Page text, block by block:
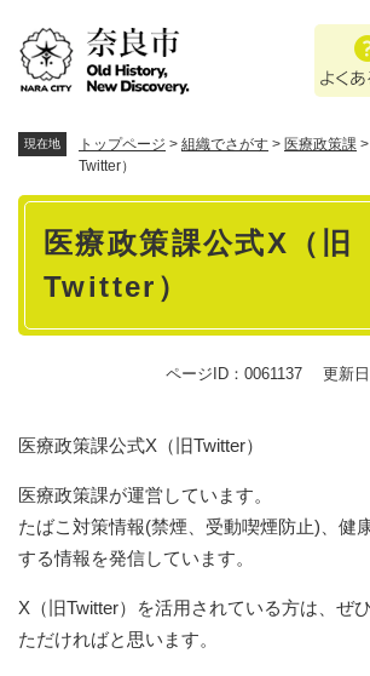
あ
問
現在地 トップページ > 組織でさがす > 医療政策課 >
Twitter）
本
医療政策課公式X（旧
Twitter）
ページID：0061137 更新
医療政策課公式X（旧Twitter）
医療政策課が運営しています。
たばこ対策情報(禁煙、受動喫煙防止)、健
する情報を発信しています。
X（旧Twitter）を活用されている方は、ぜ
ただければと思います。